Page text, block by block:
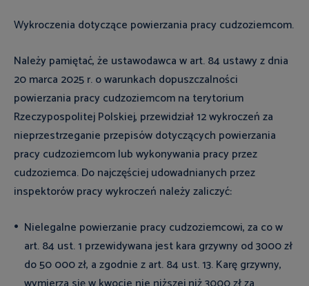
Wykroczenia dotyczące powierzania pracy cudzoziemcom.
Należy pamiętać, że ustawodawca w art. 84 ustawy z dnia
20 marca 2025 r. o warunkach dopuszczalności
powierzania pracy cudzoziemcom na terytorium
Rzeczypospolitej Polskiej, przewidział 12 wykroczeń za
nieprzestrzeganie przepisów dotyczących powierzania
pracy cudzoziemcom lub wykonywania pracy przez
cudzoziemca. Do najczęściej udowadnianych przez
inspektorów pracy wykroczeń należy zaliczyć:
Nielegalne powierzanie pracy cudzoziemcowi, za co w
art. 84 ust. 1 przewidywana jest kara grzywny od 3000 zł
do 50 000 zł, a zgodnie z art. 84 ust. 13. Karę grzywny,